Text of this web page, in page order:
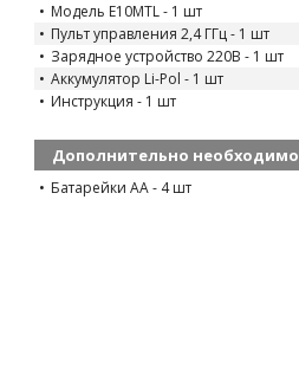
Модель E10MTL - 1 шт
Пульт управления 2,4 ГГц - 1 шт
Зарядное устройство 220В - 1 шт
Аккумулятор Li-Pol - 1 шт
Инструкция - 1 шт
Дополнительно необходимо
Батарейки AA - 4 шт